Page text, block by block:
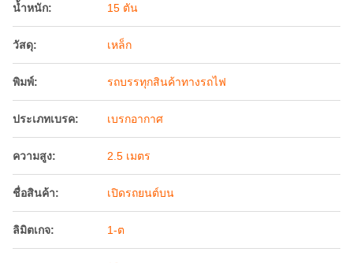
น้ำหนัก: 15 ตัน
วัสดุ: เหล็ก
พิมพ์: รถบรรทุกสินค้าทางรถไฟ
ประเภทเบรค: เบรกอากาศ
ความสูง: 2.5 เมตร
ชื่อสินค้า: เปิดรถยนต์บน
ลิมิตเกจ: 1-ต